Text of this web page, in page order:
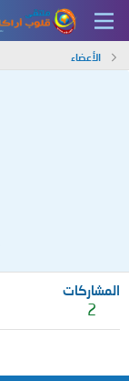
الأعضاء
المشاركات
2